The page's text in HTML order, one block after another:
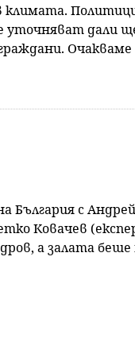
уточняват дали
Очакваме
с
Ковачев
а залата беше